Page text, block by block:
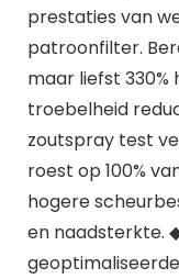
prestaties van
patroonfilter.
maar liefst
troebelheid
zoutspray test
roest op 100%
hogere
en naadsterkte.